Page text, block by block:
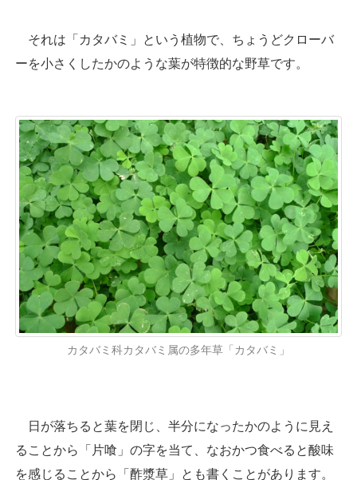
それは「カタバミ」という植物で、ちょうどクローバ
ーを小さくしたかのような葉が特徴的な野草です。
カタバミ科カタバミ属の多年草「カタバミ」
日が落ちると葉を閉じ、半分になったかのように見え
ることから「片喰」の字を当て、なおかつ食べると酸味
を感じることから「酢漿草」とも書くことがあります。